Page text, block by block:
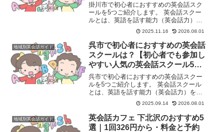
掛川市で初心者におすすめの英会話スク
ールを5つご紹介します。 英会話スクー
ルとは、英語を話す能力（英会話力）を
習得することを目的とした学習塾や教育
機関のことです。主に、英語でのコミュ
ニケーション能力を高めたいと考える
人々（学生、社会人、シニ...
2025.11.16 2026.08.01
地域別英会話ガイド
呉市で初心者におすすめの英会話
スクールは？【初心者でも参加し
やすい人気の英会話スクール5
選】
呉市で初心者におすすめの英会話スクー
ルを5つご紹介します。 英会話スクール
とは、英語を話す能力（英会話力）を習
得することを目的とした学習塾や教育機
関のことです。主に、英語でのコミュニ
ケーション能力を高めたいと考える人々
（学生、社会人、シニア...
2025.09.14 2026.08.01
地域別英会話ガイド
英会話カフェ 下北沢のおすすめ5
選｜1回326円から・料金と予約